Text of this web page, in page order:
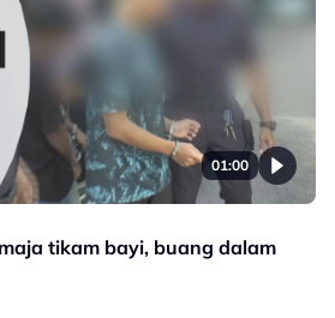
01:00
tikam bayi, buang dalam